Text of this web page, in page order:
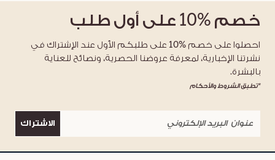
خصم %10 على أول طلب
احصلوا على خصم %10 على طلبكم الأول عند الإشتراك في
نشرتنا الإخبارية، لمعرفة عروضنا الحصرية، ونصائح للعناية
بالبشرة.
*تطبق الشروط والأحكام
الاشتراك